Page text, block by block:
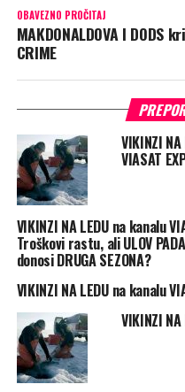
OBAVEZNO PROČITAJ
MAKDONALDOVA I DODS
CRIME
VIKINZI
VIASAT
VIKINZI NA LEDU na kanalu
Troškovi rastu, ali ULOV
donosi DRUGA SEZONA?
VIKINZI NA LEDU na kanalu
VIKINZI